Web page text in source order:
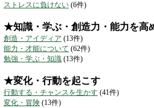
ストレスに負けない (6件)
★知識・学ぶ・創造力・能力を高
創造・アイディア (13件)
能力・才能について (62件)
勉強・学ぶ・知識 (13件)
★変化・行動を起こす
行動する・チャンスを生かす (41件)
変化・冒険 (13件)